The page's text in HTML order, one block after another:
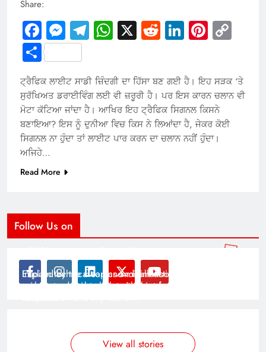
Share:
Facebook
Messenger
Telegram
WhatsApp
X RedditLinkedIn
Share
ਟ੍ਰੈਫਿਕ ਲਾਈਟ ਸਾਡੀ ਜ਼ਿੰਦਗੀ ਦਾ ਹਿੱਸਾ ਬਣ ਗਈ ਹੈ। ਇਹ ਸੜਕ ‘ਤੇ
ਸੁਰੱਖਿਅਤ ਡਰਾਈਵਿੰਗ ਲਈ ਵੀ ਜ਼ਰੂਰੀ ਹੈ। ਪਰ ਇਸ ਕਾਰਨ ਚਲਾਨ ਵੀ
ਮੋਟਾ ਕੱਟਿਆ ਜਾਂਦਾ ਹੈ। ਆਖਿਰ ਇਹ ਟ੍ਰੈਫਿਕ ਸਿਗਨਲ ਕਿਸਨੇ
ਬਣਾਇਆ? ਇਸ ਨੂੰ ਦੁਨੀਆ ਵਿਚ ਕਿਸ ਨੇ ਲਿਆਂਦਾ ਹੈ, ਜੇਕਰ ਕੋਈ
ਸਿਗਨਲ ਨਾ ਹੁੰਦਾ ਤਾਂ ਲਾਈਟ ਪਾਰ ਕਰਨ ਦਾ ਚਲਾਨ ਨਹੀਂ ਹੁੰਦਾ।
ਅਜਿਹੇ…
Read More
Follow Us on
Inspired by the clean and minimalistic look of modern
architecture, this template is great for creating stories
Explain technical topics and talk about the latest in
science and technology with this clean and futuristic
View all stories